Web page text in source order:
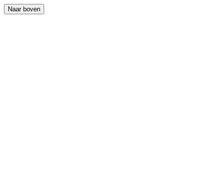
Naar boven